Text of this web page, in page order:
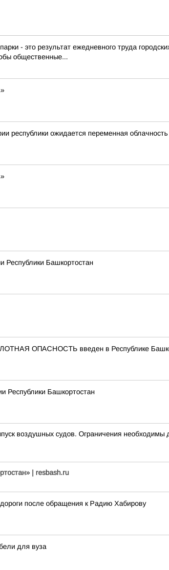
- это результат ежедневного труда
общественные...
республики ожидается переменная облачность
Республики Башкортостан
ОПАСНОСТЬ введен в Республике
Республики Башкортостан
воздушных судов. Ограничения необходимы
| resbash.ru
после обращения к Радию Хабирову
для вуза